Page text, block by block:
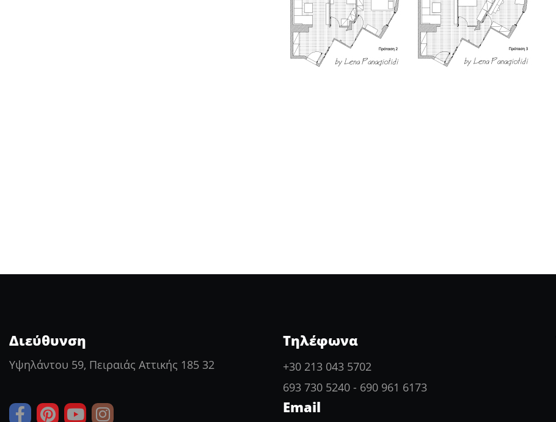
Διεύθυνση
Υψηλάντου 59, Πειραιάς Αττικής 185 32
Τηλέφωνα
+30 213 043 5702
693 730 5240- 690 961 6173
Email